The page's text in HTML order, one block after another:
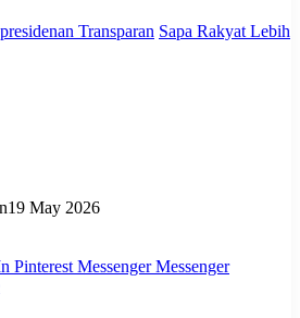
Transparan Sapa Rakyat Lebih
19 May 2026
Pinterest Messenger Messenger